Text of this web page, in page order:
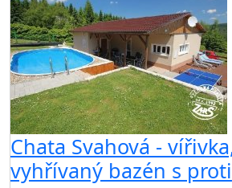
Chata Svahová -
vyhřívaný bazén s